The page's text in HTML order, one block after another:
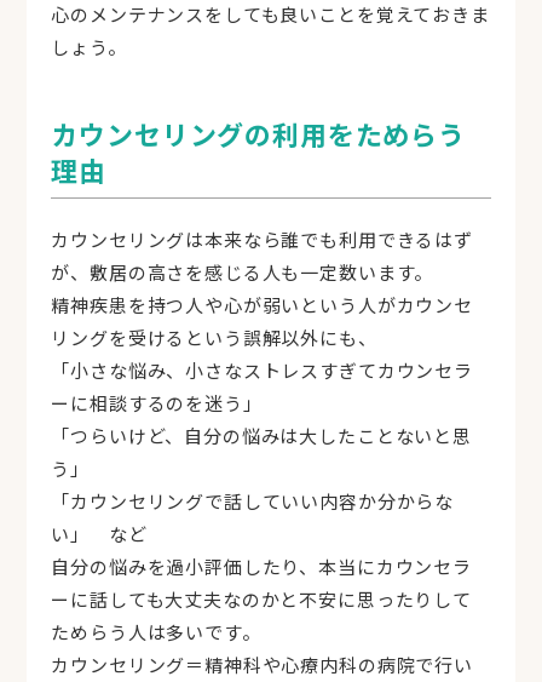
心のメンテナンスをしても良いことを覚えておきま
しょう。
カウンセリングの利用をためらう
理由
カウンセリングは本来なら誰でも利用できるはず
が、敷居の高さを感じる人も一定数います。
精神疾患を持つ人や心が弱いという人がカウンセ
リングを受けるという誤解以外にも、
「小さな悩み、小さなストレスすぎてカウンセラ
ーに相談するのを迷う」
「つらいけど、自分の悩みは大したことないと思
う」
「カウンセリングで話していい内容か分からな
い」 など
自分の悩みを過小評価したり、本当にカウンセラ
ーに話しても大丈夫なのかと不安に思ったりして
ためらう人は多いです。
カウンセリング＝精神科や心療内科の病院で行い